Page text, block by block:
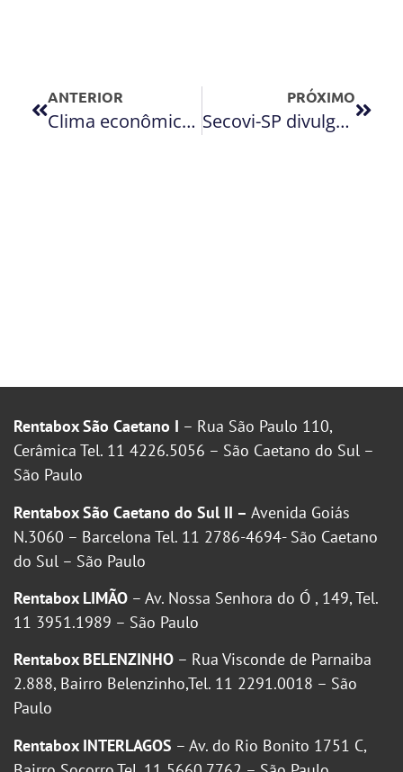
ANTERIOR
Clima econômico melhora na América Latina, mas piora no Brasil
PRÓXIMO
Secovi-SP divulga Balanço do Mercado Imobiliário 2013
Rentabox São Caetano I – Rua São Paulo 110,
Cerâmica Tel. 11 4226.5056 – São Caetano do Sul –
São Paulo
Rentabox São Caetano do Sul II – Avenida Goiás
N.3060 – Barcelona Tel. 11 2786-4694- São Caetano
do Sul – São Paulo
Rentabox LIMÃO – Av. Nossa Senhora do Ó , 149, Tel.
11 3951.1989 – São Paulo
Rentabox BELENZINHO – Rua Visconde de Parnaiba
2.888, Bairro Belenzinho,Tel. 11 2291.0018 – São
Paulo
Rentabox INTERLAGOS – Av. do Rio Bonito 1751 C,